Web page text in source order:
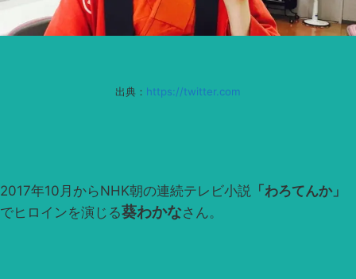
出典： https://twitter.com
2017年10月からNHK朝の連続テレビ小説 「わろてんか」
でヒロインを演じる葵わかなさん。